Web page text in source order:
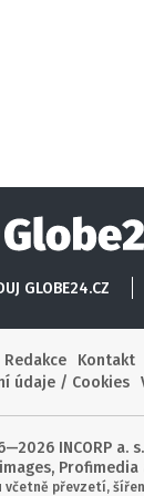
GLOBE24.CZ
Redakce Kontakt
údaje / Cookies
INCORP a.
images, Profimedia
včetně převzetí,